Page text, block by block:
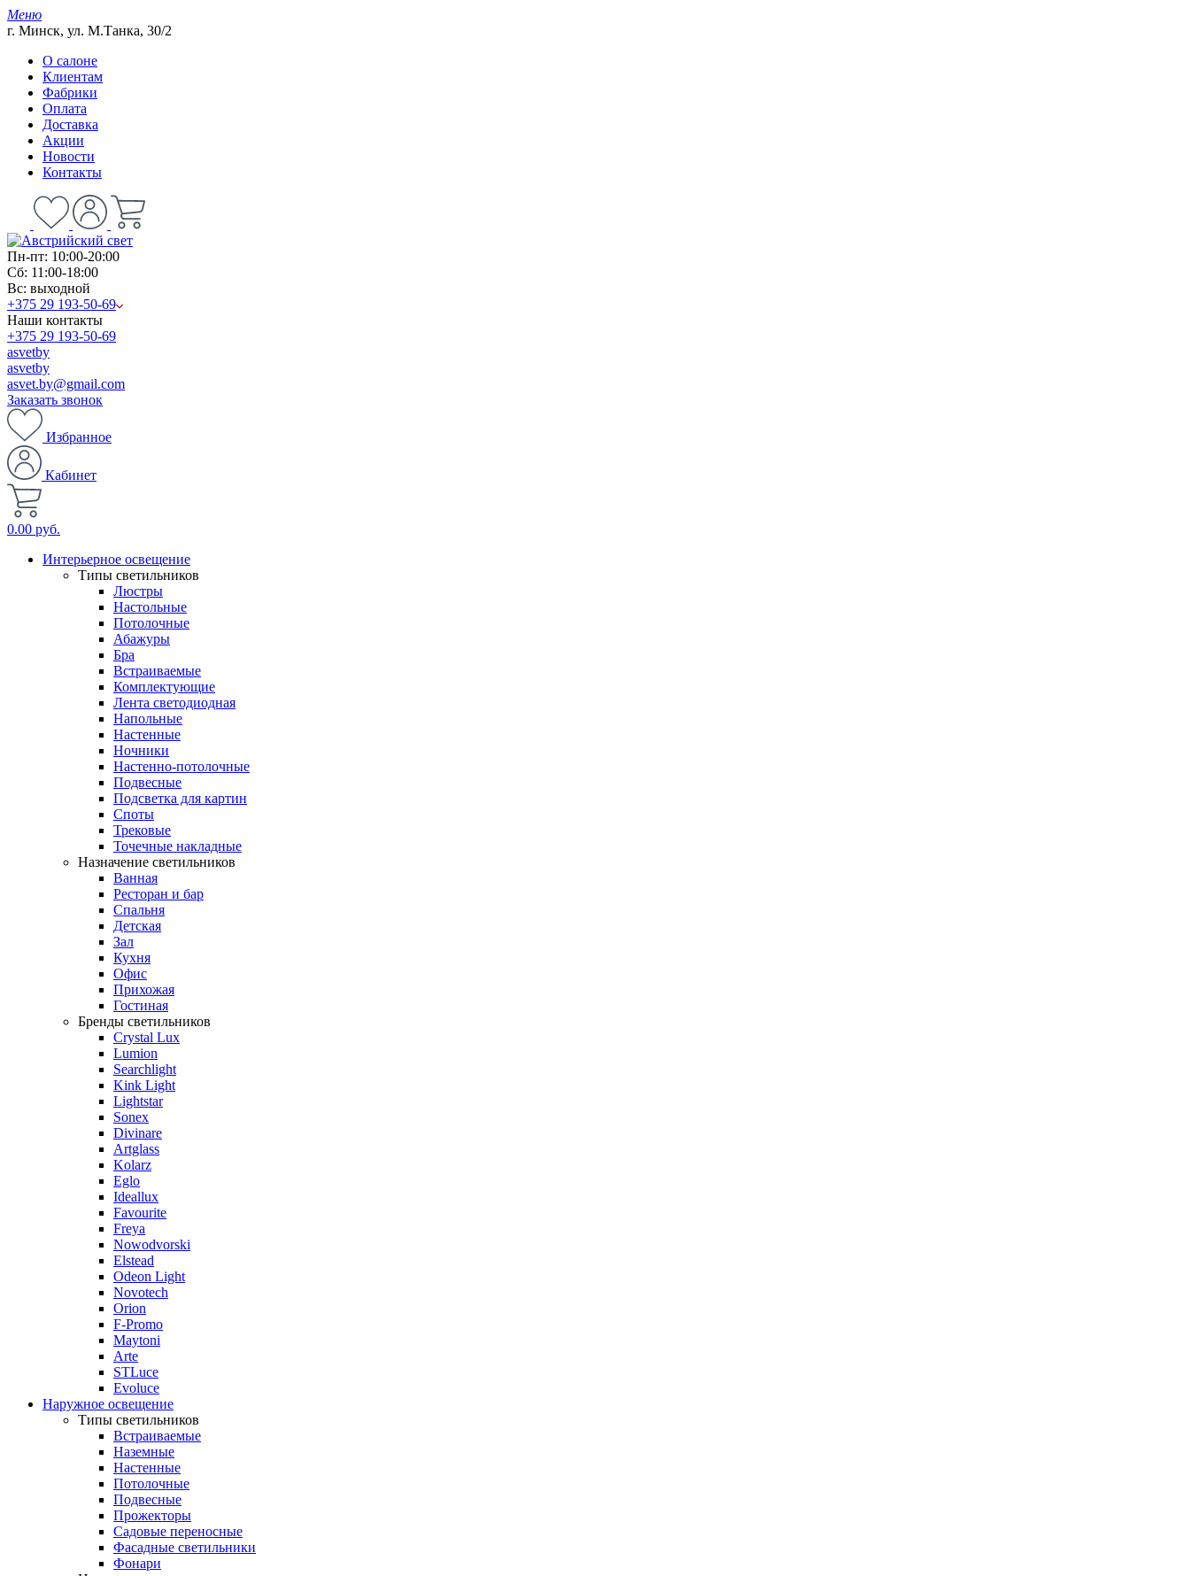
Меню
г. Минск, ул. М.Танка, 30/2
О салоне
Клиентам
Фабрики
Оплата
Доставка
Акции
Новости
Контакты
Пн-пт: 10:00-20:00
Сб: 11:00-18:00
Вс: выходной
+375 29 193-50-69
Наши контакты
+375 29 193-50-69
asvetby
asvetby
asvet.by@gmail.com
Заказать звонок
Избранное
Кабинет
0.00 руб.
Интерьерное освещение
Типы светильников
Люстры
Настольные
Потолочные
Абажуры
Бра
Встраиваемые
Комплектующие
Лента светодиодная
Напольные
Настенные
Ночники
Настенно-потолочные
Подвесные
Подсветка для картин
Споты
Трековые
Точечные накладные
Назначение светильников
Ванная
Ресторан и бар
Спальня
Детская
Зал
Кухня
Офис
Прихожая
Гостиная
Бренды светильников
Crystal Lux
Lumion
Searchlight
Kink Light
Lightstar
Sonex
Divinare
Artglass
Kolarz
Eglo
Ideallux
Favourite
Freya
Nowodvorski
Elstead
Odeon Light
Novotech
Orion
F-Promo
Maytoni
Arte
STLuce
Evoluce
Наружное освещение
Типы светильников
Встраиваемые
Наземные
Настенные
Потолочные
Подвесные
Прожекторы
Садовые переносные
Фасадные светильники
Фонари